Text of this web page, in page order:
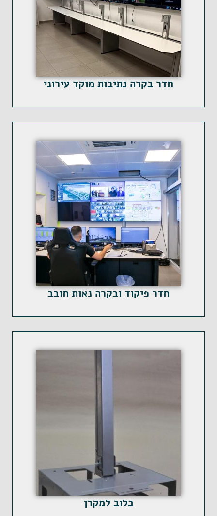
חדר בקרה נתיבות מוקד עירוני
חדר פיקוד ובקרה נאות חובב
כלוב למקרן